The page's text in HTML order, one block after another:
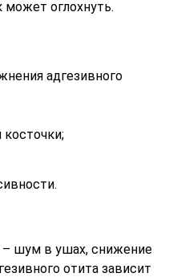
оглохнуть.
адгезивного
– шум в ушах, снижение
отита зависит